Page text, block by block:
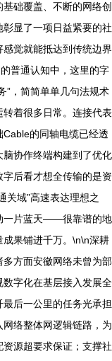
础覆盖、不断的网络创
显了一项日益紧要的社
觉就能抵达到传统边界
普通认知中，这里的字
”，简简单单几句法规术
着很多日常。连接代表
的同轴电缆已经透
协作终端构建到了优化
后看才想全传输的是资
域”高速表达理想之
一片蓝天——很靠谱的地
果铺进千万。\n\n深耕
方面安徽网络未曾为部
字化在基层接入发展全
后一公里的任务光承担
络整体网逻辑链路，为
源超要求保证；支撑社